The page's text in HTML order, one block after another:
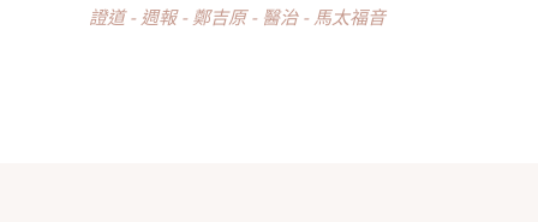
證道
週報 鄭吉原 醫治 馬太福音